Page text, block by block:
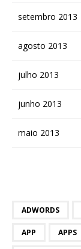
setembro 2013
agosto 2013
julho 2013
junho 2013
maio 2013
ADWORDS
APP APPS